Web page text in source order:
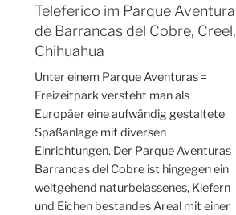
Teleferico im Parque Aventura
de Barrancas del Cobre, Creel,
Chihuahua
Unter einem Parque Aventuras =
Freizeitpark versteht man als
Europäer eine aufwändig gestaltete
Spaßanlage mit diversen
Einrichtungen. Der Parque Aventuras
Barrancas del Cobre ist hingegen ein
weitgehend naturbelassenes, Kiefern
und Eichen bestandes Areal mit einer